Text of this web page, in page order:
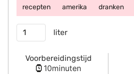
recepten amerika dranken
Porties liter
Voorbereidingstijd
10minuten
minuten